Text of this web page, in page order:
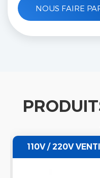
110V / 220V